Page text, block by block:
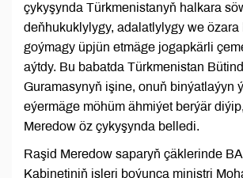
çykyşynda Türkmenistanyň halkara
deňhukuklylygy, adalatlylygy we özara
goýmagy üpjün etmäge jogapkärli
aýtdy. Bu babatda Türkmenistan
Guramasynyň işine, onuň binýatlaýyn
eýermäge möhüm ähmiýet berýär
Meredow öz çykyşynda belledi.
Raşid Meredow saparyň çäklerinde
Kabinetiniň işleri boýunça ministri